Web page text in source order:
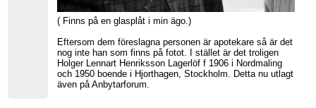
( Finns på en glasplåt i min ägo.)
Eftersom dem föreslagna personen är apotekare så är det
nog inte han som finns på fotot. I stället är det troligen
Holger Lennart Henriksson Lagerlöf f 1906 i Nordmaling
och 1950 boende i Hjorthagen, Stockholm. Detta nu utlagt
även på Anbytarforum.